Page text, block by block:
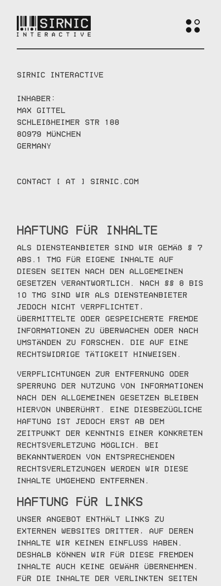
Sirnic Interactive
Inhaber:
Max Gittel
Schleißheimer Str 188
80979 München
Germany
contact [ at ] sirnic.com
Haftung für Inhalte
Als Diensteanbieter sind wir gemäß § 7
Abs.1 TMG für eigene Inhalte auf
diesen Seiten nach den allgemeinen
Gesetzen verantwortlich. Nach §§ 8 bis
10 TMG sind wir als Diensteanbieter
jedoch nicht verpflichtet,
übermittelte oder gespeicherte fremde
Informationen zu überwachen oder nach
Umständen zu forschen, die auf eine
rechtswidrige Tätigkeit hinweisen.
Verpflichtungen zur Entfernung oder
Sperrung der Nutzung von Informationen
nach den allgemeinen Gesetzen bleiben
hiervon unberührt. Eine diesbezügliche
Haftung ist jedoch erst ab dem
Zeitpunkt der Kenntnis einer konkreten
Rechtsverletzung möglich. Bei
Bekanntwerden von entsprechenden
Rechtsverletzungen werden wir diese
Inhalte umgehend entfernen.
Haftung für Links
Unser Angebot enthält Links zu
externen Websites Dritter, auf deren
Inhalte wir keinen Einfluss haben.
Deshalb können wir für diese fremden
Inhalte auch keine Gewähr übernehmen.
Für die Inhalte der verlinkten Seiten